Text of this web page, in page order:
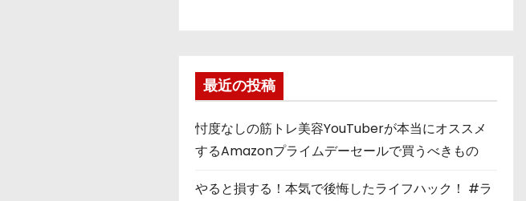
最近の投稿
忖度なしの筋トレ美容YouTuberが本当にオススメ
するAmazonプライムデーセールで買うべきもの
やると損する！本気で後悔したライフハック！ #ラ